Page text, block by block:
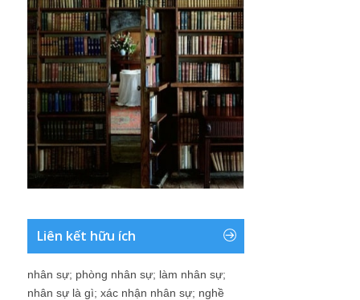
Liên kết hữu ích
nhân sự; phòng nhân sự; làm nhân sự;
nhân sự là gì; xác nhận nhân sự; nghề